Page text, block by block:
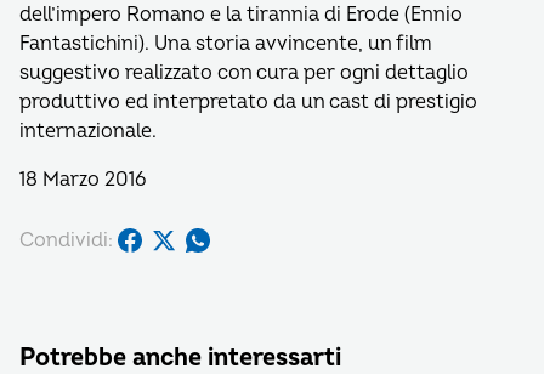
dell’impero Romano e la tirannia di Erode (Ennio
Fantastichini). Una storia avvincente, un film
suggestivo realizzato con cura per ogni dettaglio
produttivo ed interpretato da un cast di prestigio
internazionale.
18 Marzo 2016
Condividi:
Potrebbe anche interessarti